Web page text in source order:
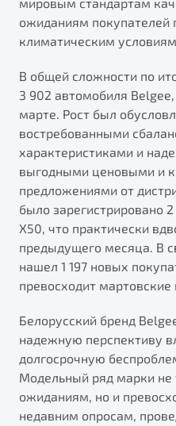
Универсальный кроссовер
от 2 499 990 ₽*
Тест-драйв
Автокредит
Спецпредложения
Преимущества
Запись на сервис
Калькулятор ТО
Клиентская
ожиданиям покупателей
климатическим
В общей сложности по
3 902 автомобиля
марте. Рост был
востребованными
характеристиками и
выгодными ценовыми и
предложениями от
было зарегистрировано
X50, что практически
предыдущего месяца. В
нашел 1 197 новых
превосходит мартовские
Белорусский бренд
надежную перспективу
долгосрочную
Модельный ряд марки не
ожиданиям, но и
недавним опросам,